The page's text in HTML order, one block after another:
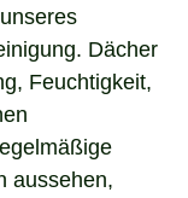
Dächer
Feuchtigkeit,
aussehen,